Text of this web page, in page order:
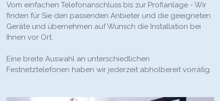
Vom einfachen Telefonanschluss bis zur Profianlage - Wir
finden für Sie den passenden Anbieter und die geeigneten
Geräte und übernehmen auf Wunsch die Installation bei
Ihnen vor Ort.
Eine breite Auswahl an unterschiedlichen
Festnetztelefonen haben wir jederzeit abholbereit vorrätig.